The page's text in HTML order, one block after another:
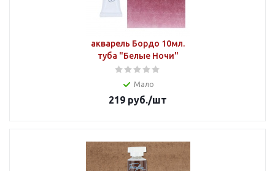
акварель Бордо 10мл.
туба "Белые Ночи"
Мало
219 руб./шт